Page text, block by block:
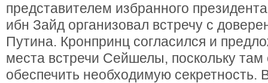
представителем избранного
ибн Зайд организовал встречу с
Путина. Кронпринц согласился и
места встречи Сейшелы, поскольку там
обеспечить необходимую секретность.